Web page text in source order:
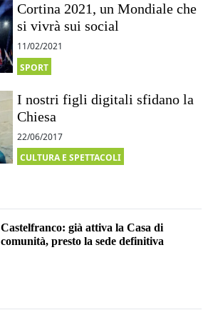
Cortina 2021, un Mondiale che
si vivrà sui social
11/02/2021
SPORT
I nostri figli digitali sfidano la
Chiesa
22/06/2017
CULTURA E SPETTACOLI
Castelfranco: già attiva la Casa di
comunità, presto la sede definitiva